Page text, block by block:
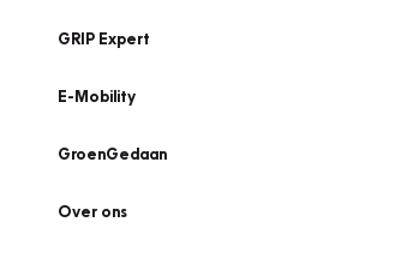
GRIP Expert
E-Mobility
GroenGedaan
Over ons